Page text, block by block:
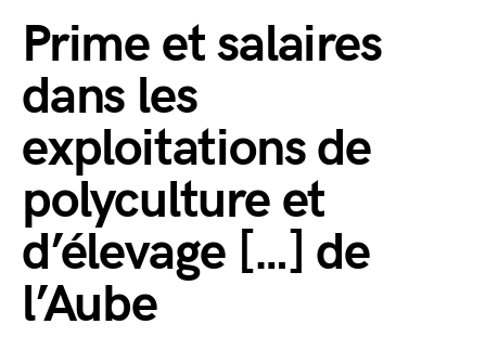
Prime et salaires
dans les
exploitations de
polyculture et
d’élevage […] de
l’Aube